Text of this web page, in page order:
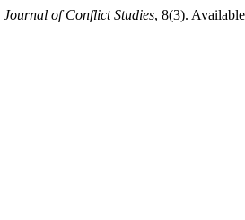
Journal of Conflict Studies, 8(3).